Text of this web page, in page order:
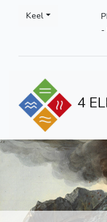
Keel
-
4